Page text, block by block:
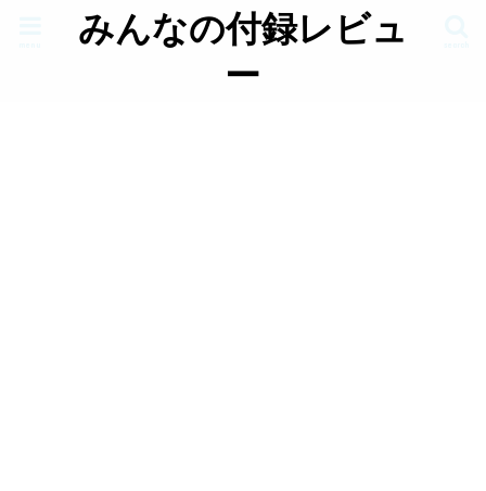
みんなの付録レビュ
ー